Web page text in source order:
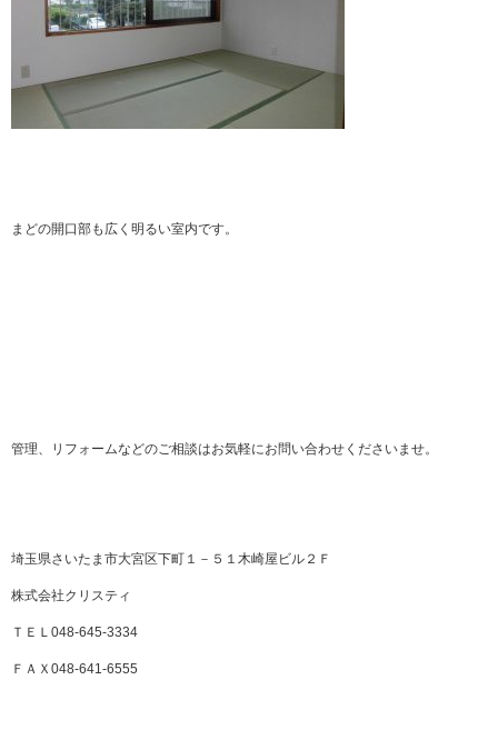
まどの開口部も広く明るい室内です。
管理、リフォームなどのご相談はお気軽にお問い合わせくださいませ。
埼玉県さいたま市大宮区下町１－５１木崎屋ビル２Ｆ
株式会社クリスティ
ＴＥＬ048-645-3334
ＦＡＸ048-641-6555